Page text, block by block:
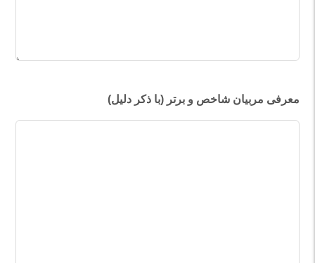
معرفی مربیان شاخص و برتر (با ذکر دلیل)